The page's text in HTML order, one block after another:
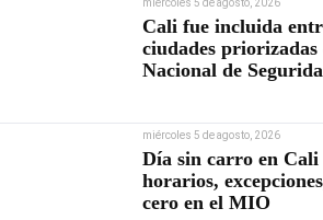
miércoles 5 de agosto, 2026
Cali fue incluida
ciudades
Nacional de
miércoles 5 de agosto, 2026
Día sin carro en Cali
horarios,
cero en el MIO